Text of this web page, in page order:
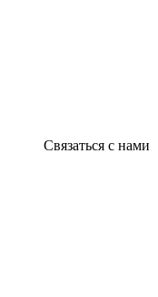
Связаться с нами